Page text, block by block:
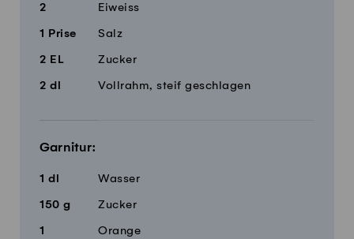
2 Eiweiss
1 Prise Salz
2 EL Zucker
2 dl Vollrahm, steif geschlagen
Garnitur:
1 dl Wasser
150 g Zucker
1 Orange